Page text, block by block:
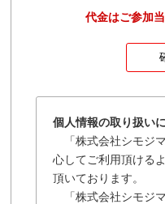
代金はご参加
個人情報の取り扱い
「株式会社シモジ
心してご利用頂ける
頂いております。
「株式会社シモジ